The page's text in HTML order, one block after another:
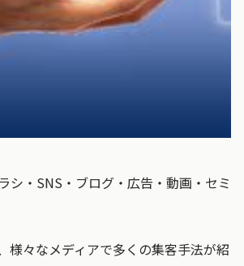
シ・SNS・ブログ・広告・動画・セミ
様々なメディアで多くの集客手法が紹